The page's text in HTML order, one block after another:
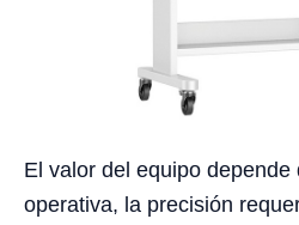
El valor del equipo depende
operativa, la precisión